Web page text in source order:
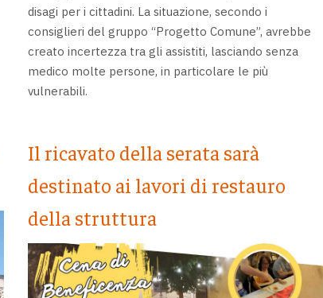
disagi per i cittadini. La situazione, secondo i
consiglieri del gruppo “Progetto Comune”, avrebbe
creato incertezza tra gli assistiti, lasciando senza
medico molte persone, in particolare le più
vulnerabili.
Il ricavato della serata sarà
destinato ai lavori di restauro
della struttura